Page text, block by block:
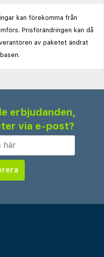
kan förekomma från
Prisförändringen kan då
av paketet ändrat
erbjudanden,
via e-post?